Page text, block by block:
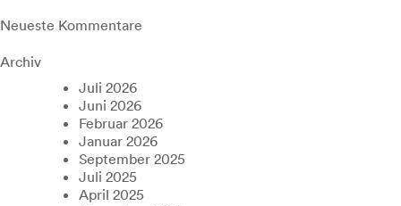
Neueste Kommentare
Archiv
Juli 2026
Juni 2026
Februar 2026
Januar 2026
September 2025
Juli 2025
April 2025